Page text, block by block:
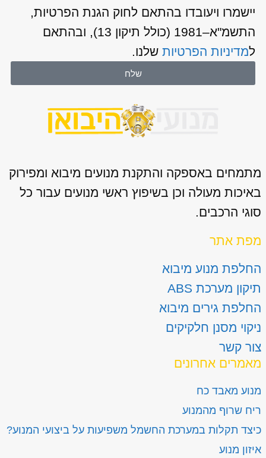
יישמרו ויעובדו בהתאם לחוק הגנת הפרטיות,
התשמ"א–1981 (כולל תיקון 13), ובהתאם
למדיניות הפרטיותשלנו.
שלח
מתמחים באספקה והתקנת מנועים מיבוא ומפירוק
באיכות מעולה וכן בשיפוץ ראשי מנועים עבור כל
סוגי הרכבים.
מפת אתר
החלפת מנוע מיבוא
תיקון מערכת ABS
החלפת גירים מיבוא
ניקוי מסנן חלקיקים
צור קשר
מאמרים אחרונים
מנוע מאבד כח
ריח שרוף מהמנוע
כיצד תקלות במערכת החשמל משפיעות על ביצועי המנוע?
איזון מנוע